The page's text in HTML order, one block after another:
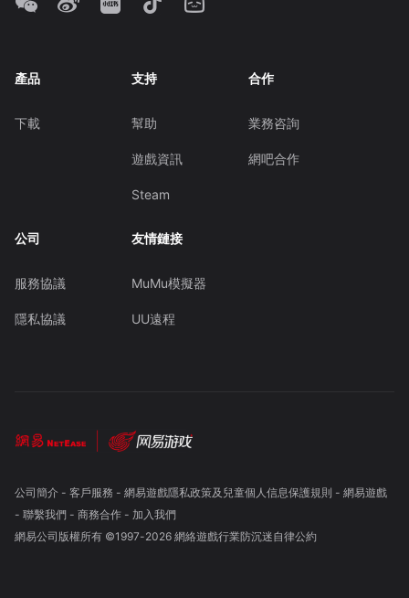
產品
下載
支持
幫助
遊戲資訊
Steam
合作
業務咨詢
網吧合作
公司
服務協議
隱私協議
友情鏈接
MuMu模擬器
UU遠程
公司簡介- 客戶服務 - 網易遊戲隱私政策及兒童個人信息保護規則 - 網易遊戲
- 聯繫我們- 商務合作- 加入我們
網易公司版權所有 ©1997-2026 網絡遊戲行業防沉迷自律公約